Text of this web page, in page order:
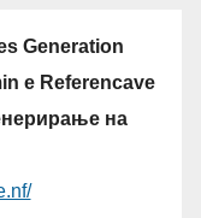
Generation
e Referencave
на